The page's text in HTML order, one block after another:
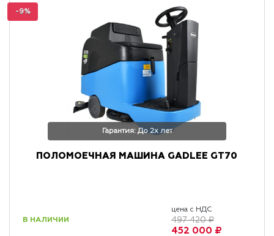
-9%
Гарантия: До 2х лет
ПОЛОМОЕЧНАЯ МАШИНА GADLEE GT70
В НАЛИЧИИ
цена с НДС
497 420 ₽
452 000 ₽